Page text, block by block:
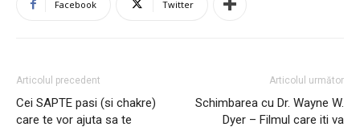
Facebook Twitter
Articolul precedent
Cei SAPTE pasi (si chakre)
care te vor ajuta sa te
Articolul următor
Schimbarea cu Dr. Wayne W.
Dyer – Filmul care iti va